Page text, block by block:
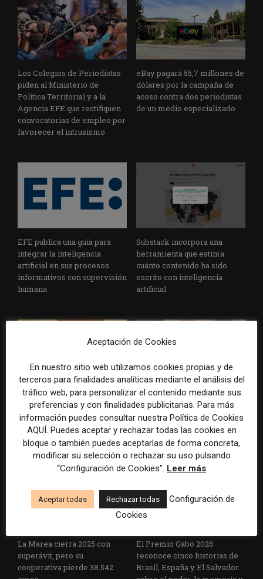
Los Colegios de Periodistas
piden al Ministerio de
Política Territorial y a la
Agencia EFE que rectifiquen
convocatorias de empleo por
favorecer el intrusismo
eBay pagará 55,7 millones de
dólares por la campaña de
acoso contra dos periodistas
de un medio especializado
EFE publica una guía para
integrar la inteligencia
artificial en sus procesos
informativos con supervisión
humana
Substack incorpora una
herramienta que estima
cuánto contenido ha sido
escrito con inteligencia
artificial
La Universidad CEU
Cardenal Herrera presenta
un informe con pautas para
informar sobre el suicidio
Paul Krugman alerta del
avance de los
multimillonarios sobre los
medios y las plataformas
La Marea cierra 2025 con
superávit, pero su
cooperativa pierde 38.542
El Premio Gabo 2026
reconoce cinco historias de
Brasil, España y El Salvador
Aceptación de Cookies
En nuestro sitio web utilizamos cookies propias y de
terceros para finalidades analíticas mediante el análisis del
tráfico web, para personalizar el contenido mediante sus
preferencias y con finalidades publicitarias. Para más
información puedes consultar nuestra Política de Cookies
AQUÍ. Puedes aceptar y rechazar todas las cookies en
bloque o también puedes aceptarlas de forma concreta,
modificar su selección o rechazar su uso pulsando
“Configuración de Cookies”. Leer más
Aceptar todas Rechazar todas
Configuración de
Cookies